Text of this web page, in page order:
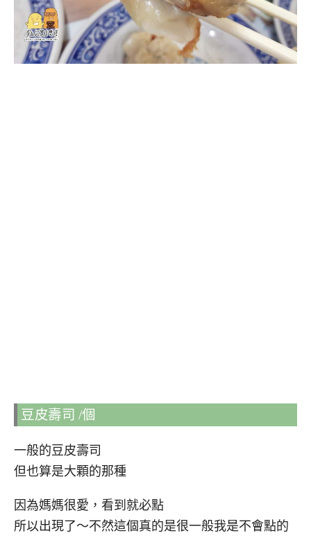
豆皮壽司 /個
一般的豆皮壽司
但也算是大顆的那種
因為媽媽很愛，看到就必點
所以出現了～不然這個真的是很一般我是不會點的